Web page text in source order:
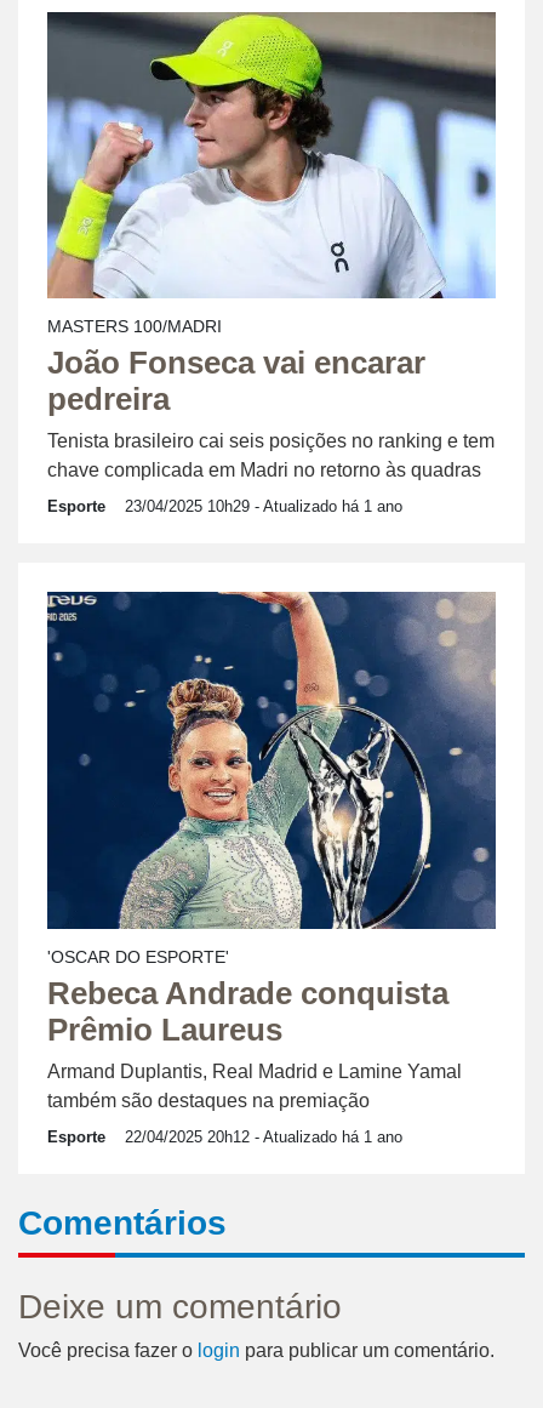
MASTERS 100/MADRI
João Fonseca vai encarar
pedreira
Tenista brasileiro cai seis posições no ranking e tem
chave complicada em Madri no retorno às quadras
Esporte 23/04/2025 10h29 - Atualizado há 1 ano
'OSCAR DO ESPORTE'
Rebeca Andrade conquista
Prêmio Laureus
Armand Duplantis, Real Madrid e Lamine Yamal
também são destaques na premiação
Esporte 22/04/2025 20h12 - Atualizado há 1 ano
Comentários
Deixe um comentário
Você precisa fazer o login para publicar um comentário.